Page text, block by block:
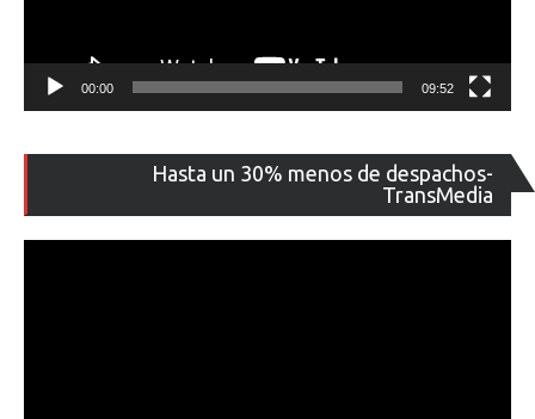
00:00 09:52
Hasta un 30% menos de despachos-
TransMedia
de